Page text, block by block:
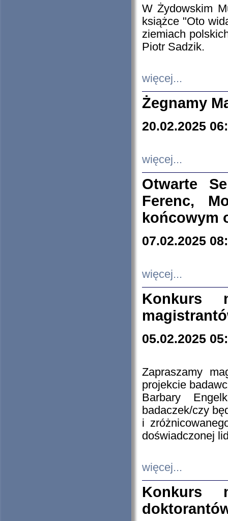
W Żydowskim
książce "Oto
ziemiach
Piotr Sadzik.
więcej...
Żegnamy
20.02.2025
więcej...
Otwarte
Ferenc,
końcowym
07.02.2025
więcej...
Konkurs
05.02.2025
Zapraszamy
projekcie
Barbary
badaczek/czy
i
doświadczonej
więcej...
Konkurs